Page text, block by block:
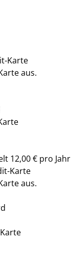
Karte
aus.
12,00 € pro Jahr
Karte
aus.